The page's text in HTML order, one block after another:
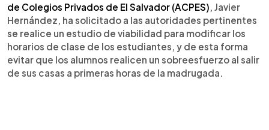
de Colegios Privados de El Salvador (ACPES), Javier
Hernández, ha solicitado a las autoridades pertinentes
se realice un estudio de viabilidad para modificar los
horarios de clase de los estudiantes, y de esta forma
evitar que los alumnos realicen un sobreesfuerzo al salir
de sus casas a primeras horas de la madrugada.